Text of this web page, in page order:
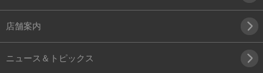
店舗案内
ニュース＆トピックス